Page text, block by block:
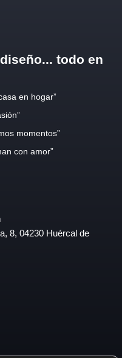
todo en
en hogar”
momentos”
con amor”
8, 04230 Huércal de